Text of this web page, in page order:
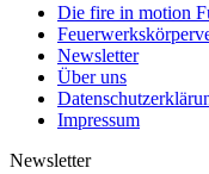
Die fire in motion
Newsletter
Über uns
Impressum
Newsletter